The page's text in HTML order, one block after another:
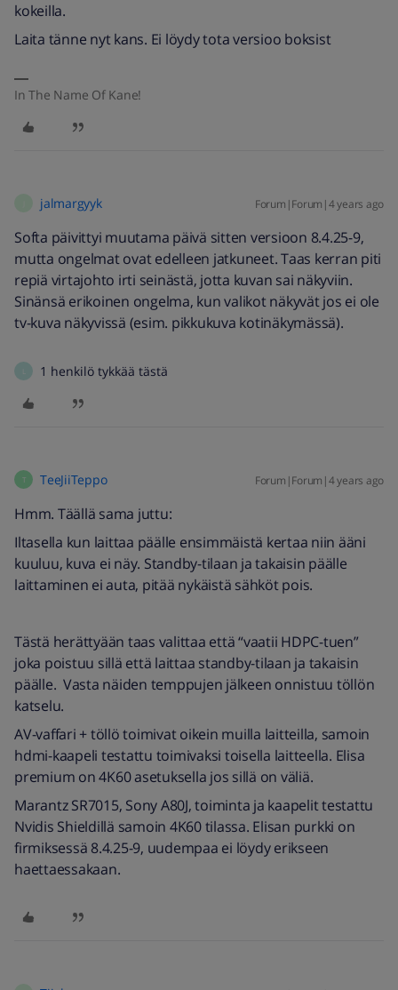
kokeilla.
Laita tänne nyt kans. Ei löydy tota versioo boksist
In The Name Of Kane!
jalmargyyk Forum|Forum|4 years ago
Softa päivittyi muutama päivä sitten versioon 8.4.25-9,
mutta ongelmat ovat edelleen jatkuneet. Taas kerran piti
repiä virtajohto irti seinästä, jotta kuvan sai näkyviin.
Sinänsä erikoinen ongelma, kun valikot näkyvät jos ei ole
tv-kuva näkyvissä (esim. pikkukuva kotinäkymässä).
1 henkilö tykkää tästä
T TeeJiiTeppo Forum|Forum|4 years ago
Hmm. Täällä sama juttu:
Iltasella kun laittaa päälle ensimmäistä kertaa niin ääni
kuuluu, kuva ei näy. Standby-tilaan ja takaisin päälle
laittaminen ei auta, pitää nykäistä sähköt pois.
Tästä herättyään taas valittaa että “vaatii HDPC-tuen”
joka poistuu sillä että laittaa standby-tilaan ja takaisin
päälle. Vasta näiden temppujen jälkeen onnistuu töllön
katselu.
AV-vaffari + töllö toimivat oikein muilla laitteilla, samoin
hdmi-kaapeli testattu toimivaksi toisella laitteella. Elisa
premium on 4K60 asetuksella jos sillä on väliä.
Marantz SR7015, Sony A80J, toiminta ja kaapelit testattu
Nvidis Shieldillä samoin 4K60 tilassa. Elisan purkki on
firmiksessä 8.4.25-9, uudempaa ei löydy erikseen
haettaessakaan.